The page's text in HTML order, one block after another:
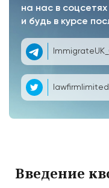
на нас в соцсетях
и будь в курсе
lawfirmlimited
Введение